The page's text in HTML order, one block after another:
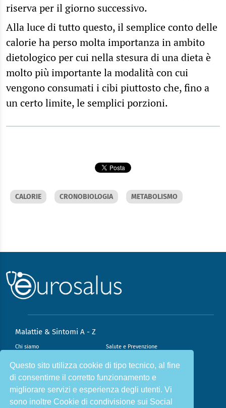
Questo sito utilizza cookie di tipo tecnico, al fine
di consentirne il corretto funzionamento e
migliorare servizi e esperienza degli utenti. Vi
sono inoltre Cookie di condivisione sui Social
riserva per il giorno successivo.
Alla luce di tutto questo, il semplice conto delle
calorie ha perso molta importanza in ambito
dietologico per cui nella stesura di una dieta è
molto più importante la modalità con cui
vengono consumati i cibi piuttosto che, fino a
un certo limite, le semplici porzioni.
CALORIE CRONOBIOLOGIA METABOLISMO
Malattie & Sintomi A - Z
Chi siamo Salute e Prevenzione
Infiammazione e Allergia Direzione scientifica
Nutrizione e Stili di vita Sport e Benessere
Cookie Policy L’angolo del dottore